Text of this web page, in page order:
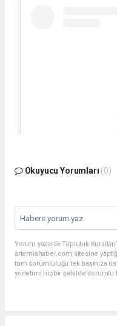
Okuyucu Yorumları (0)
Yorum yazarak Topluluk
artemishaber.com sitesine
tüm sorumluluğu tek başınıza
yönetimi hiçbir şekilde sorumlu